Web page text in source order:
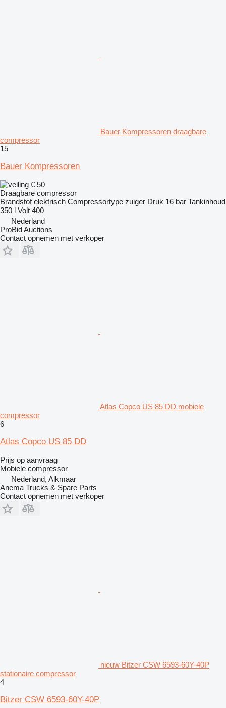
Bauer Kompressoren draagbare
compressor
15
Bauer Kompressoren
€ 50
Draagbare compressor
Brandstof elektrisch Compressortype zuiger Druk 16 bar Tankinhoud
350 l Volt 400
Nederland
ProBid Auctions
Contact opnemen met verkoper
Atlas Copco US 85 DD mobiele
compressor
6
Atlas Copco US 85 DD
Prijs op aanvraag
Mobiele compressor
Nederland, Alkmaar
Anema Trucks & Spare Parts
Contact opnemen met verkoper
nieuw Bitzer CSW 6593-60Y-40P
stationaire compressor
4
Bitzer CSW 6593-60Y-40P